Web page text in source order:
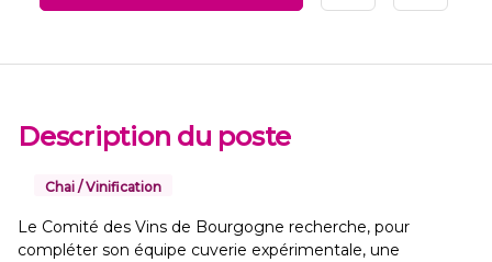
Description du poste
Chai / Vinification
Le Comité des Vins de Bourgogne recherche, pour
compléter son équipe cuverie expérimentale, une